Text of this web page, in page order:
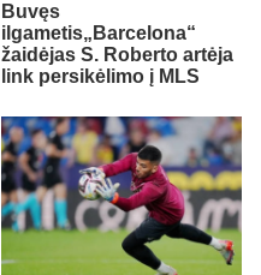
Buvęs
ilgametis„Barcelona“
žaidėjas S. Roberto artėja
link persikėlimo į MLS